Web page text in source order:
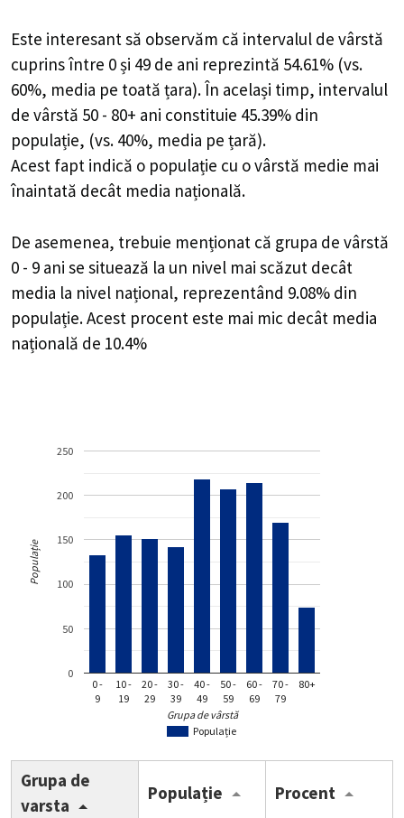
Este interesant să observăm că intervalul de vârstă
cuprins între 0 și 49 de ani reprezintă 54.61% (vs.
60%, media pe toată țara). În același timp, intervalul
de vârstă 50 - 80+ ani constituie 45.39% din
populație, (vs. 40%, media pe țară).
Acest fapt indică o populație cu o vârstă medie mai
înaintată decât media națională.
De asemenea, trebuie menționat că grupa de vârstă
0 - 9 ani se situează la un nivel mai scăzut decât
media la nivel național, reprezentând 9.08% din
populație. Acest procent este mai mic decât media
națională de 10.4%
Populație
0 -
9
10 -
19
20 -
29
30 -
39
40 -
49
50 -
59
60 -
69
70 -
79
80+
0
50
100
150
200
250
Grupa de vârstă
Populație
Grupa de
varsta
Populație Procent